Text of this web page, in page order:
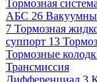
Тормозная
АБС 26
7 Тормозная
суппорт 13
Тормозные
Трансмиссия